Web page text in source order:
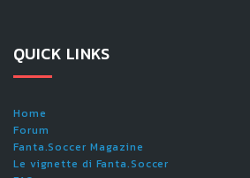
QUICK LINKS
Home
Forum
Fanta.Soccer Magazine
Le vignette di Fanta.Soccer